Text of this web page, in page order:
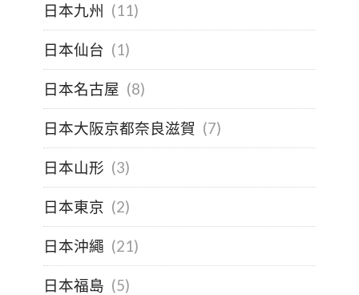
日本九州 (11)
日本仙台 (1)
日本名古屋 (8)
日本大阪京都奈良滋賀 (7)
日本山形 (3)
日本東京 (2)
日本沖繩 (21)
日本福島 (5)